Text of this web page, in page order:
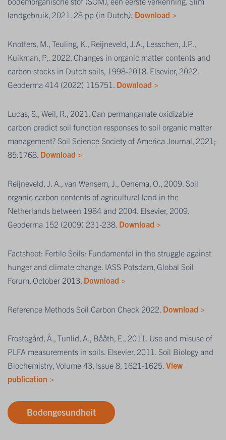
landgebruik, 2021. 28 pp (in Dutch). Download >
Knotters, M., Teuling, K., Reijneveld, J.A., Lesschen, J.P.,
Kuikman, P,. 2022. Changes in organic matter contents and
carbon stocks in Dutch soils, 1998-2018. Elsevier, 2022.
Geoderma 414 (2022) 115751. Download >
Lucas, S., Weil, R., 2021. Can permanganate oxidizable
carbon predict soil function responses to soil organic matter
management? Soil Science Society of America Journal, 2021;
85:1768. Download >
Reijneveld, J. A., van Wensem, J., Oenema, O., 2009. Soil
organic carbon contents of agricultural land in the
Netherlands between 1984 and 2004. Elsevier, 2009.
Geoderma 152 (2009) 231-238. Download >
Factsheet: Fertile Soils: Fundamental in the struggle against
hunger and climate change. IASS Potsdam, Global Soil
Forum. October 2013. Download >
Reference Methods Soil Carbon Check 2022. Download >
Frostegård, Å., Tunlid, A., Bååth, E., 2011. Use and misuse of
PLFA measurements in soils. Elsevier, 2011. Soil Biology and
Biochemistry, Volume 43, Issue 8, 1621-1625. View
publication >
Bodengesundheit